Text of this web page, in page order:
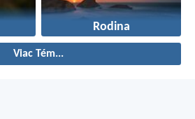
Rodina
Viac Tém...